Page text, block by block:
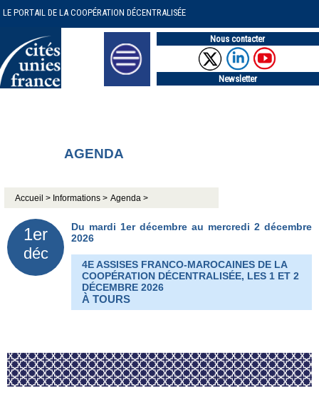
LE PORTAIL DE LA COOPÉRATION DÉCENTRALISÉE
Nous contacter
Newsletter
AGENDA
Accueil > Informations > Agenda >
1er
déc
Du mardi 1er décembre au mercredi 2 décembre
2026
4E ASSISES FRANCO-MAROCAINES DE LA
COOPÉRATION DÉCENTRALISÉE, LES 1 ET 2
DÉCEMBRE 2026
À TOURS